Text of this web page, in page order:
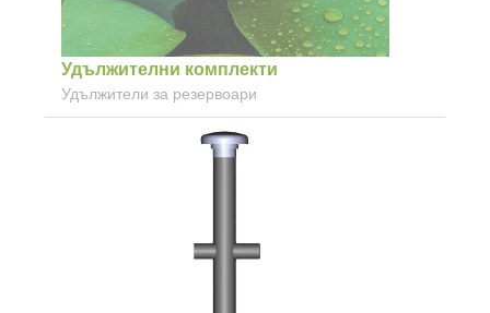
Удължителни комплекти
Удължители за резервоари